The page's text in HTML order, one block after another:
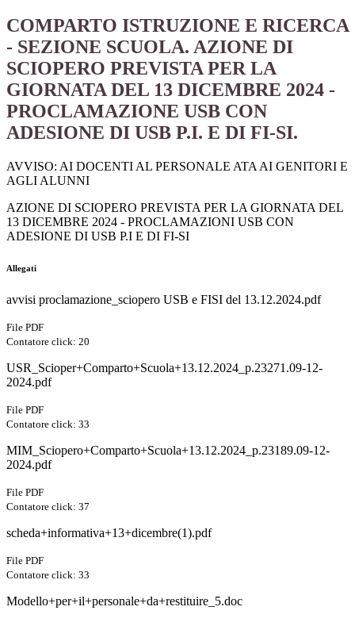
COMPARTO ISTRUZIONE E RICERCA
- SEZIONE SCUOLA. AZIONE DI
SCIOPERO PREVISTA PER LA
GIORNATA DEL 13 DICEMBRE 2024 -
PROCLAMAZIONE USB CON
ADESIONE DI USB P.I. E DI FI-SI.
AVVISO: AI DOCENTI AL PERSONALE ATA AI GENITORI E
AGLI ALUNNI
AZIONE DI SCIOPERO PREVISTA PER LA GIORNATA DEL
13 DICEMBRE 2024 - PROCLAMAZIONI USB CON
ADESIONE DI USB P.I E DI FI-SI
Allegati
avvisi proclamazione_sciopero USB e FISI del 13.12.2024.pdf
File PDF
Contatore click: 20
USR_Scioper+Comparto+Scuola+13.12.2024_p.23271.09-12-
2024.pdf
File PDF
Contatore click: 33
MIM_Sciopero+Comparto+Scuola+13.12.2024_p.23189.09-12-
2024.pdf
File PDF
Contatore click: 37
scheda+informativa+13+dicembre(1).pdf
File PDF
Contatore click: 33
Modello+per+il+personale+da+restituire_5.doc